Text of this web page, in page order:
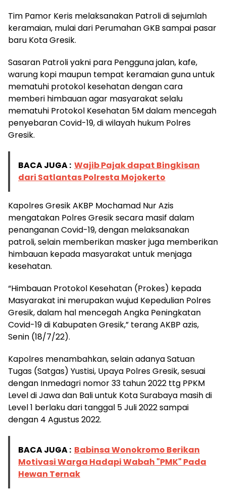
Tim Pamor Keris melaksanakan Patroli di sejumlah
keramaian, mulai dari Perumahan GKB sampai pasar
baru Kota Gresik.
Sasaran Patroli yakni para Pengguna jalan, kafe,
warung kopi maupun tempat keramaian guna untuk
mematuhi protokol kesehatan dengan cara
memberi himbauan agar masyarakat selalu
mematuhi Protokol Kesehatan 5M dalam mencegah
penyebaran Covid-19, di wilayah hukum Polres
Gresik.
BACA JUGA : Wajib Pajak dapat Bingkisan
dari Satlantas Polresta Mojokerto
Kapolres Gresik AKBP Mochamad Nur Azis
mengatakan Polres Gresik secara masif dalam
penanganan Covid-19, dengan melaksanakan
patroli, selain memberikan masker juga memberikan
himbauan kepada masyarakat untuk menjaga
kesehatan.
“Himbauan Protokol Kesehatan (Prokes) kepada
Masyarakat ini merupakan wujud Kepedulian Polres
Gresik, dalam hal mencegah Angka Peningkatan
Covid-19 di Kabupaten Gresik,” terang AKBP azis,
Senin (18/7/22).
Kapolres menambahkan, selain adanya Satuan
Tugas (Satgas) Yustisi, Upaya Polres Gresik, sesuai
dengan Inmedagri nomor 33 tahun 2022 ttg PPKM
Level di Jawa dan Bali untuk Kota Surabaya masih di
Level 1 berlaku dari tanggal 5 Juli 2022 sampai
dengan 4 Agustus 2022.
BACA JUGA : Babinsa Wonokromo Berikan
Motivasi Warga Hadapi Wabah "PMK" Pada
Hewan Ternak